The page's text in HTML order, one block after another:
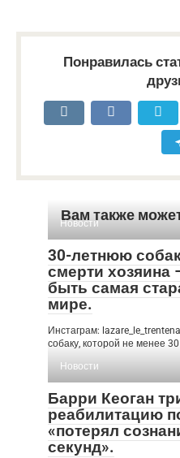
Понравилась
Вам также
Новости
30-летнюю
смерти хозяина
быть самая
мире.
Инстаграм:
собаку, которой не менее
Новости
Барри Кеоган
реабилитацию
«потерял
секунд».